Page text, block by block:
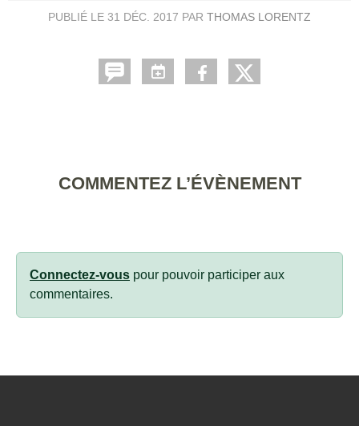
PUBLIÉ LE 31 DÉC. 2017 PAR THOMAS LORENTZ
COMMENTEZ L’ÉVÈNEMENT
Connectez-vous pour pouvoir participer aux
commentaires.